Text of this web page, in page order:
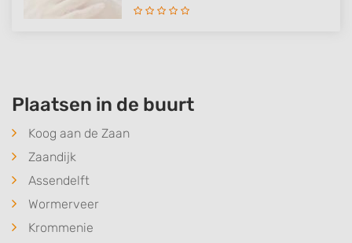
Plaatsen in de buurt
Koog aan de Zaan
Zaandijk
Assendelft
Wormerveer
Krommenie